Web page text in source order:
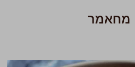
מחאמר